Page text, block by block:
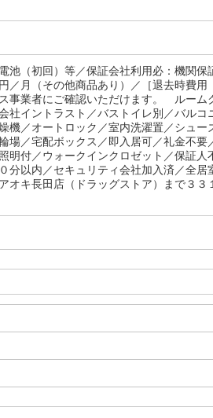
池（初回）等／保証会社利用必：機関保
／月（その他商品あり）／［退去時費
事業者にご確認いただけます。 ルーム
イントラスト／バストイレ別／バルコ
機／オートロック／室内洗濯置／シュー
場／宅配ボックス／即入居可／礼金不要
明付／ウォークインクロゼット／保証人
分以内／セキュリティ会社加入済／全居
オキ長田店（ドラッグストア）まで３３